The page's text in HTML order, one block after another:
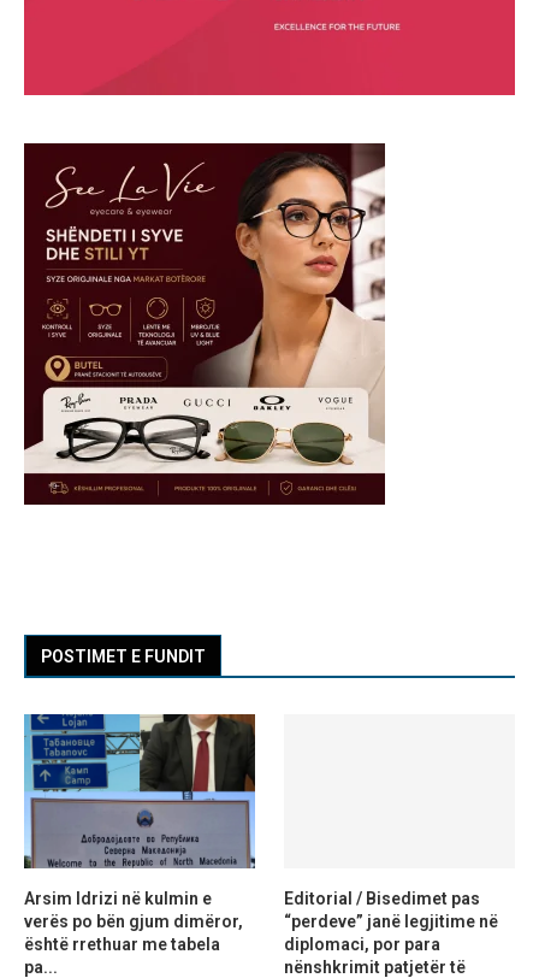
POSTIMET E FUNDIT
Arsim Idrizi në kulmin e
verës po bën gjum dimëror,
është rrethuar me tabela
pa...
Editorial / Bisedimet pas
“perdeve” janë legjitime në
diplomaci, por para
nënshkrimit patjetër të